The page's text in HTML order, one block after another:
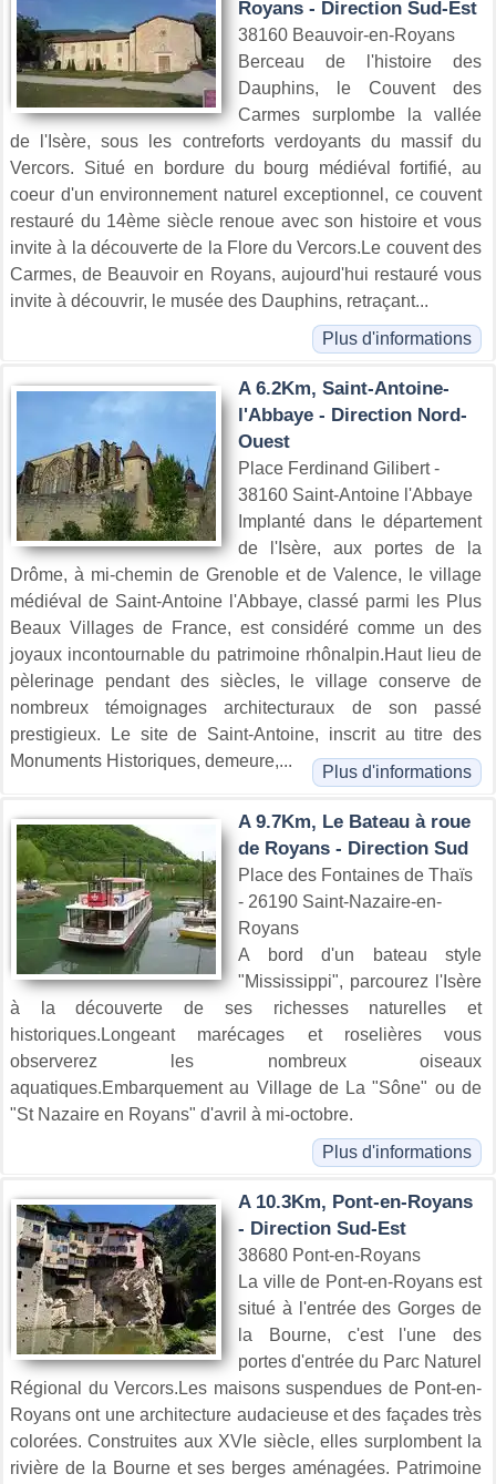
Royans - Direction Sud-Est
38160 Beauvoir-en-Royans
Berceau de l'histoire des
Dauphins, le Couvent des
Carmes surplombe la vallée
de l'Isère, sous les contreforts verdoyants du massif du
Vercors. Situé en bordure du bourg médiéval fortifié, au
coeur d'un environnement naturel exceptionnel, ce couvent
restauré du 14ème siècle renoue avec son histoire et vous
invite à la découverte de la Flore du Vercors.Le couvent des
Carmes, de Beauvoir en Royans, aujourd'hui restauré vous
invite à découvrir, le musée des Dauphins, retraçant...
Plus d'informations
A 6.2Km, Saint-Antoine-
l'Abbaye - Direction Nord-
Ouest
Place Ferdinand Gilibert -
38160 Saint-Antoine l'Abbaye
Implanté dans le département
de l'Isère, aux portes de la
Drôme, à mi-chemin de Grenoble et de Valence, le village
médiéval de Saint-Antoine l'Abbaye, classé parmi les Plus
Beaux Villages de France, est considéré comme un des
joyaux incontournable du patrimoine rhônalpin.Haut lieu de
pèlerinage pendant des siècles, le village conserve de
nombreux témoignages architecturaux de son passé
prestigieux. Le site de Saint-Antoine, inscrit au titre des
Monuments Historiques, demeure,...
Plus d'informations
A 9.7Km, Le Bateau à roue
de Royans - Direction Sud
Place des Fontaines de Thaïs
- 26190 Saint-Nazaire-en-
Royans
A bord d'un bateau style
"Mississippi", parcourez l'Isère
à la découverte de ses richesses naturelles et
historiques.Longeant marécages et roselières vous
observerez les nombreux oiseaux
aquatiques.Embarquement au Village de La "Sône" ou de
"St Nazaire en Royans" d'avril à mi-octobre.
Plus d'informations
A 10.3Km, Pont-en-Royans
- Direction Sud-Est
38680 Pont-en-Royans
La ville de Pont-en-Royans est
situé à l'entrée des Gorges de
la Bourne, c'est l'une des
portes d'entrée du Parc Naturel
Régional du Vercors.Les maisons suspendues de Pont-en-
Royans ont une architecture audacieuse et des façades très
colorées. Construites aux XVIe siècle, elles surplombent la
rivière de la Bourne et ses berges aménagées. Patrimoine